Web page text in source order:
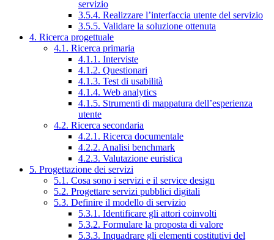
servizio
3.5.4. Realizzare l’interfaccia utente del servizio
3.5.5. Validare la soluzione ottenuta
4. Ricerca progettuale
4.1. Ricerca primaria
4.1.1. Interviste
4.1.2. Questionari
4.1.3. Test di usabilità
4.1.4. Web analytics
4.1.5. Strumenti di mappatura dell’esperienza
utente
4.2. Ricerca secondaria
4.2.1. Ricerca documentale
4.2.2. Analisi benchmark
4.2.3. Valutazione euristica
5. Progettazione dei servizi
5.1. Cosa sono i servizi e il service design
5.2. Progettare servizi pubblici digitali
5.3. Definire il modello di servizio
5.3.1. Identificare gli attori coinvolti
5.3.2. Formulare la proposta di valore
5.3.3. Inquadrare gli elementi costitutivi del